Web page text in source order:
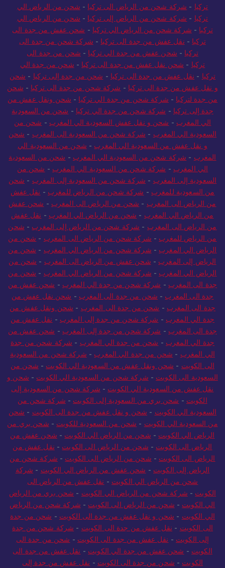
تركيا - شركة شحن من الرياض الى تركيا - شحن من الرياض الى
تركيا - شركة شحن من الرياض الى تركيا - شحن من الرياض الي
تركيا -شركة شحن من الرياض إلى تركيا -شحن من الرياض الي
تركيا- شركة شحن من الرياض الي تركيا- شحن عفش من جدة الى
تركيا- نقل عفش من جدة الى تركيا-شركة شحن من جدة الى
تركيا -شحن عفش من جدة الي تركيا- شحن من جدة الى
تركيا- شحن نقل عفش من جدة الى تركيا - شحن من جدة الي
تركيا
-نقل عفش من جدة الى تركيا- شحن من جدة إلى تركيا- شحن
و نقل عفش من جدة الى تركيا- شركة شحن من جدة الى تركيا-شحن
من جدة لتركيا- شركة شحن من جدة الي تركيا- شحن ونقل عفش من
جدة إلى تركيا-شركة شحن من جدة الي تركيا -شحن من السعودية
الي المغرب
-شحن و نقل عفش السعودية الي المغرب-شحن من
السعودية الي المغرب-شركة شحن من السعودية الى المغرب-شحن
و نقل عفش من السعودية الي المغرب-شحن من السعودية الي
المغرب-شركة شحن من السعودية الي المغرب-شحن من السعودية
الي المغرب-شركة شحن من السعودية الي المغرب-شحن من
السعودية إلى المغرب - شركة شحن من السعودية إلى المغرب -شحن
من السعودية للمغرب - شركة شحن من الرياض للمغرب-نقل عفش
من الرياض الى المغرب -شحن من الرياض الى المغرب - شحن عفش
من الرياض الي المغرب-شحن من الرياض الي المغرب- نقل عفش
من الرياض الى المغرب-شركة شحن من الرياض إلى المغرب-شحن
من الرياض للمغرب - شركة شحن من الرياض الى المغرب - شحن من
الرياض الي المغرب- شركة شحن من الرياض الي المغرب - شحن من
الرياض إلى المغرب -شحن عفش من الرياض الى المغرب - شحن من
الرياض الي المغرب- شركة شحن من الرياض الي المغرب- شحن من
جدة الى المغرب -شركة شحن من جدة الي المغرب- شحن عفش من
جدة الى المغرب -شحن من جدة الى المغرب -شحن نقل عفش من
جدة الى المغرب- شحن من جدة الى المغرب-شحن ونقل عفش من
جدة الي المغرب-شركة شحن من جدة إلى المغرب-نقل عفش من
جدة الى المغرب - شركة شحن من جدة إلى المغرب- شحن عفش من
جدة الي المغرب- شحن من جدة الي المغرب -شركة شحن من جدة
الي المغرب -شحن من جدة الي المغرب-شركة شحن من السعودية
الى الكويت
-شحن ونقل عفش من السعودية الي الكويت-شحن من
السعودية الى الكويت-شركة شحن من السعودية الي الكويت -شحن و
نقل عفش من السعودية الي الكويت -شركة شحن من السعودية إلى
الكويت- شحن بري من السعودية إلى الكويت- شركة شحن من
السعودية الي الكويت-شحن و نقل عفش من جدة الى الكويت - شحن
من السعودية الي الكويت-شحن من السعودية للكويت-شحن بري من
الرياض الي الكويت- شحن من الرياض الي الكويت- شحن عفش من
الرياض الى الكويت-شحن من الرياض الى الكويت-نقل عفش من
الرياض الى الكويت- شحن من الرياض الى الكويت -شركة شحن من
الرياض إلى الكويت- شحن عفش من الرياض الي الكويت -شركة
شحن من الرياض الي الكويت-
نقل عفش من الرياض الى
الكويت-شركة شحن من الرياض الي الكويت - شحن بري من الرياض
الي الكويت - شحن من الرياض الى الكويت-
شركة شحن من الرياض
الي الكويت- شحن و نقل عفش من جدة الى الكويت-شحن من جدة
الى الكويت-نقل عفش من جدة الى الكويت-شركة شحن من جدة
إلى الكويت- نقل عفش من جدة الى الكويت-
شحن من جدة الى
الكويت-شحن عفش من جدة الي الكويت-
نقل عفش من جدة الى